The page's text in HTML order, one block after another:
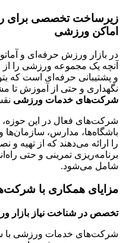
زیرساخت تخصصی برای
اماکن ورزشی
در بازار ورزش حرفه‌ای و
آنچه یک مجموعه ورزشی را
و پشتیبانی حرفه‌ای است که
نگهداری و حتی از آموزش تا
شرکت‌های خدمات ورزشی
شرکت‌های فعال در این حوزه،
باشگاه‌ها، مدارس،
را ارائه می‌دهند که از تهیه و
برنامه‌ریزی تمرینی و حتی
شامل می‌شود.
مزایای همکاری با
تخصص در شناخت نیاز بازار
شرکت‌های خدمات ورزشی با